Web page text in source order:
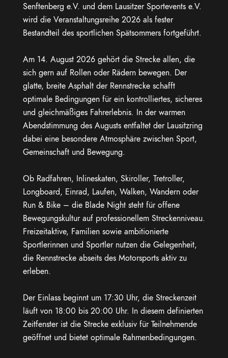
Senftenberg e.V. und dem Lausitzer Sportevents e.V.
wird die Veranstaltungsreihe 2026 als fester
Bestandteil des sportlichen Spätsommers fortgeführt.
Am 14. August 2026 gehört die Strecke allen, die
sich gern auf Rollen oder Rädern bewegen. Der
glatte, breite Asphalt der Rennstrecke schafft
optimale Bedingungen für ein kontrolliertes, sicheres
und gleichmäßiges Fahrerlebnis. In der warmen
Abendstimmung des Augusts entfaltet der Lausitzring
dabei eine besondere Atmosphäre zwischen Sport,
Gemeinschaft und Bewegung.
Ob Radfahren, Inlineskaten, Skiroller, Tretroller,
Longboard, Einrad, Laufen, Walken, Wandern oder
Run & Bike – die Blade Night steht für offene
Bewegungskultur auf professionellem Streckenniveau.
Freizeitaktive, Familien sowie ambitionierte
Sportlerinnen und Sportler nutzen die Gelegenheit,
die Rennstrecke abseits des Motorsports aktiv zu
erleben.
Der Einlass beginnt um 17:30 Uhr, die Streckenzeit
läuft von 18:00 bis 20:00 Uhr. In diesem definierten
Zeitfenster ist die Strecke exklusiv für Teilnehmende
geöffnet und bietet optimale Rahmenbedingungen.